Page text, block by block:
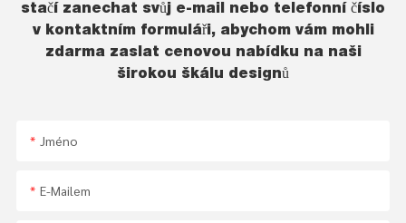
stačí zanechat svůj e-mail nebo telefonní číslo
v kontaktním formuláři, abychom vám mohli
zdarma zaslat cenovou nabídku na naši
širokou škálu designů
Jméno
E-Mailem